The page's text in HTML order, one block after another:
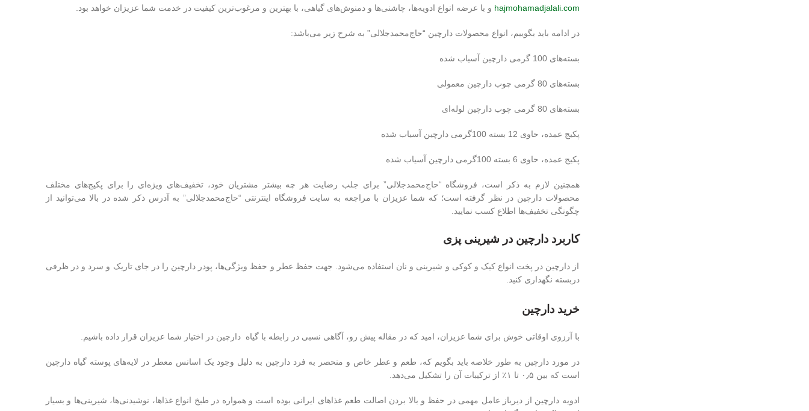
hajmohamadjalali.com و با عرضه انواع ادویه‌ها، چاشنی‌ها و دمنوش‌های گیاهی، با بهترین و مرغوب‌ترین کیفیت در خدمت شما عزیزان خواهد بود.
در ادامه باید بگوییم، انواع محصولات دارچین “حاج‌محمدجلالی” به شرح زیر می‌باشد:
بسته‌های 100 گرمی دارچین آسیاب شده
بسته‌های 80 گرمی چوب دارچین معمولی
بسته‌های 80 گرمی چوب دارچین لوله‌ای
پکیج عمده، حاوی 12 بسته‌ 100گرمی دارچین آسیاب شده
پکیج عمده، حاوی 6 بسته 100گرمی دارچین آسیاب شده
همچنین لازم به ذکر است، فروشگاه “حاج‌محمدجلالی” برای جلب رضایت هر چه بیشتر مشتریان خود، تخفیف‌های ویژه‌ای را برای پکیج‌های مختلف
محصولات دارچین در نظر گرفته است؛ که شما عزیزان با مراجعه به سایت فروشگاه اینترنتی “حاج‌محمدجلالی” به آدرس ذکر شده در بالا می‌توانید از
چگونگی تخفیف‌ها اطلاع کسب نمایید.
کاربرد دارچین در شیرینی پزی
از دارچین در پخت انواع کیک‌ و کوکی و شیرینی و نان استفاده می‌شود. جهت حفظ عطر و حفظ ویژگی‌ها، پودر دارچین را در جای تاریک و سرد و در ظرفی
دربسته نگهداری کنید.
خرید دارچین
با آرزوی اوقاتی خوش برای شما عزیزان، امید که در مقاله پیش رو، آگاهی نسبی در رابطه با گیاه دارچین در اختیار شما عزیزان قرار داده باشیم.
در مورد دارچین به طور خلاصه باید بگویم که، طعم و عطر خاص و منحصر به فرد دارچین به دلیل وجود یک اسانس معطر در لایه‌های پوسته گیاه دارچین
است که بین ۰٫۵ تا ۱٪ از ترکیبات آن را تشکیل می‌دهد.
ادویه دارچین از دیرباز عامل مهمی در حفظ و بالا بردن اصالت طعم غذاهای ایرانی بوده است و همواره در طبخ انواع غذاها، نوشیدنی‌ها، شیرینی‌ها و بسیار